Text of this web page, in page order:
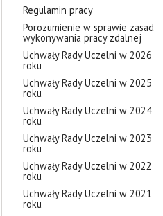
Regulamin pracy
Porozumienie w sprawie zasad
wykonywania pracy zdalnej
Uchwały Rady Uczelni w 2026
roku
Uchwały Rady Uczelni w 2025
roku
Uchwały Rady Uczelni w 2024
roku
Uchwały Rady Uczelni w 2023
roku
Uchwały Rady Uczelni w 2022
roku
Uchwały Rady Uczelni w 2021
roku